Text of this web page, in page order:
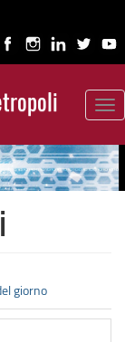
giorno